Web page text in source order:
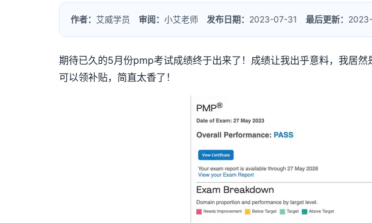
作者： 艾威学员 审阅：小艾老师 发布日期： 2023-07-31最后更新：
期待已久的5月份pmp考试成绩终于出来了！成绩让我出乎意料，我居
可以领补贴，简直太香了！